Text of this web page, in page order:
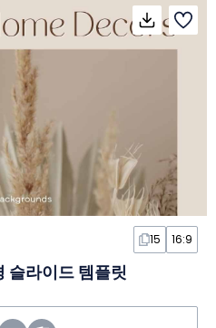
15 16:9
슬라이드 템플릿